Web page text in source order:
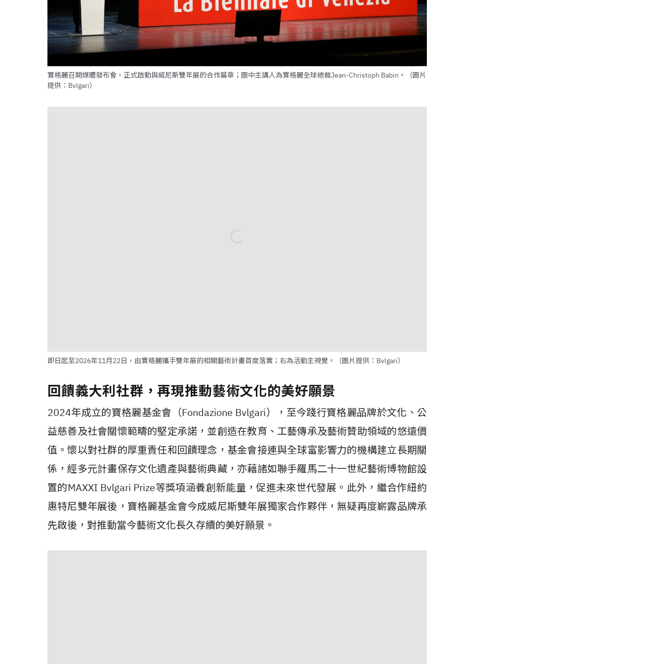
寶格麗召開媒體發布會，正式啟動與威尼斯雙年展的合作篇章；圖中主講人為寶格麗全球總裁Jean-Christoph Babin。（圖片
提供：Bvlgari）
即日起至2026年11月22日，由寶格麗攜手雙年展的相關藝術計畫首度落實；右為活動主視覺。（圖片提供：Bvlgari）
回饋義大利社群，再現推動藝術文化的美好願景
2024年成立的寶格麗基金會（Fondazione Bvlgari），至今踐行寶格麗品牌於文化、公
益慈善及社會關懷範疇的堅定承諾，並創造在教育、工藝傳承及藝術贊助領域的悠遠價
值。懷以對社群的厚重責任和回饋理念，基金會接連與全球富影響力的機構建立長期關
係，經多元計畫保存文化遺產與藝術典藏，亦藉諸如聯手羅馬二十一世紀藝術博物館設
置的MAXXI Bvlgari Prize等獎項涵養創新能量，促進未來世代發展。此外，繼合作紐約
惠特尼雙年展後，寶格麗基金會今成威尼斯雙年展獨家合作夥伴，無疑再度嶄露品牌承
先啟後，對推動當今藝術文化長久存續的美好願景。